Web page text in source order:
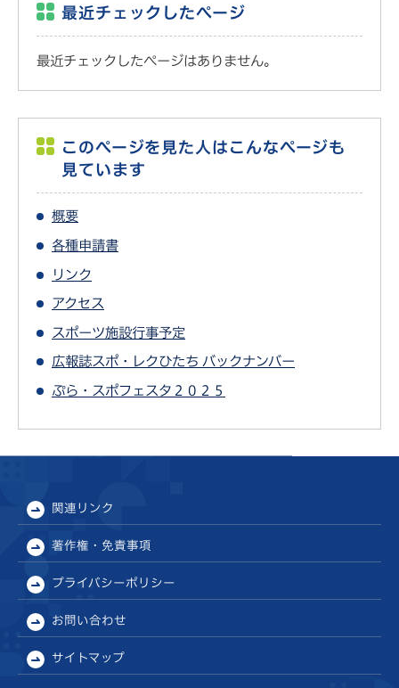
最近チェックしたページ
最近チェックしたページはありません。
このページを見た人はこんなページも
見ています
概要
各種申請書
リンク
アクセス
スポーツ施設行事予定
広報誌スポ・レクひたち バックナンバー
ぷら・スポフェスタ２０２５
関連リンク
著作権・免責事項
プライバシーポリシー
お問い合わせ
サイトマップ